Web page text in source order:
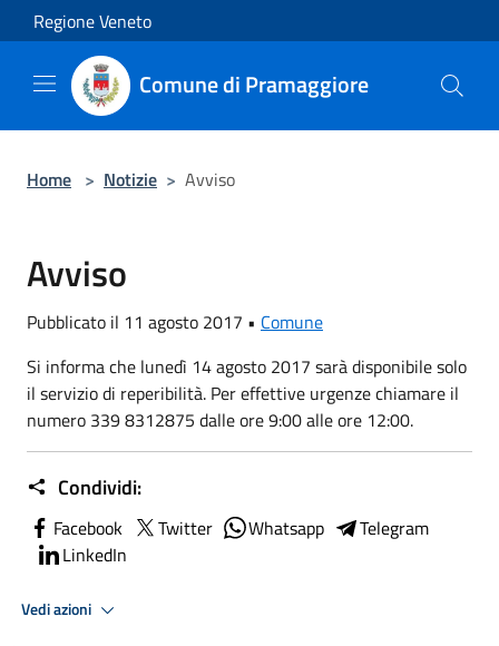
Salta al contenuto principale
Regione Veneto
Comune di Pramaggiore
Home > Notizie > Avviso
Avviso
Pubblicato il 11 agosto 2017 • Comune
Si informa che lunedì 14 agosto 2017 sarà disponibile solo
il servizio di reperibilità. Per effettive urgenze chiamare il
numero 339 8312875 dalle ore 9:00 alle ore 12:00.
Condividi:
Facebook Twitter Whatsapp
Telegram
LinkedIn
Vedi azioni